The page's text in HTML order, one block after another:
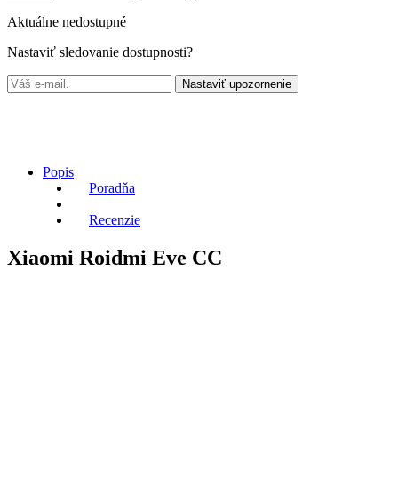
Aktuálne nedostupné
Nastaviť sledovanie dostupnosti?
Nastaviť upozornenie
Popis
Poradňa
Recenzie
Xiaomi Roidmi Eve CC